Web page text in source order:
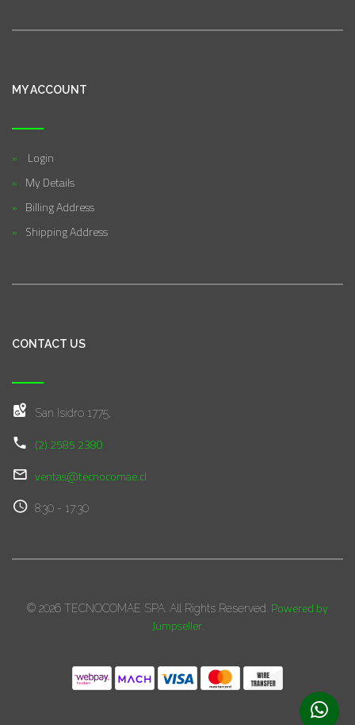
MY ACCOUNT
Login
My Details
Billing Address
Shipping Address
CONTACT US
San Isidro 1775,
(2) 2585 2380
ventas@tecnocomae.cl
8:30 - 17:30
© 2026 TECNOCOMAE SPA. All Rights Reserved. Powered by
Jumpseller.